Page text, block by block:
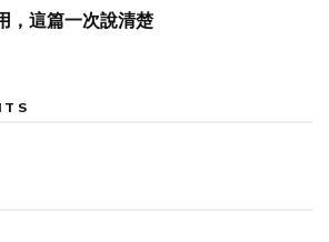
，這篇一次說清楚